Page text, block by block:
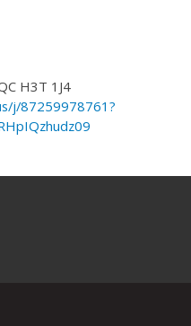
H3T 1J4
j/87259978761?